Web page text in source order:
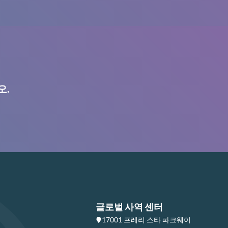
.
글로벌 사역 센터
17001 프레리 스타 파크웨이